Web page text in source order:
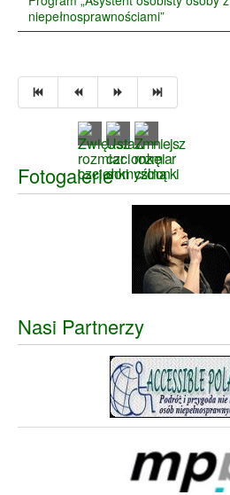
niepełnosprawnościami”
Fotogalerie
Nasi Partnerzy